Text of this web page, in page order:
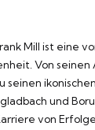
Mill ist eine
Von
seinen
und
von